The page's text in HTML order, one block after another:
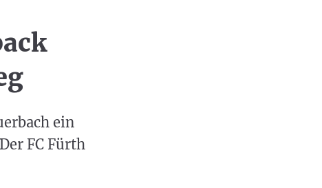
ein
FC Fürth